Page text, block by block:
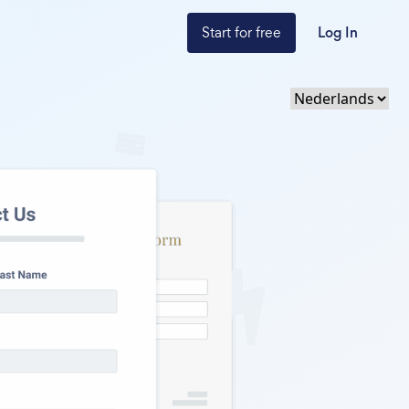
Start for free Log In